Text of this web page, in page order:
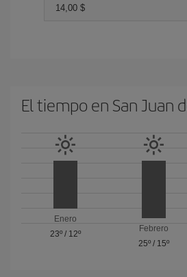
14,00 $
El tiempo en San Juan
Enero
23º/ 12º
Febrero
25º/ 15º